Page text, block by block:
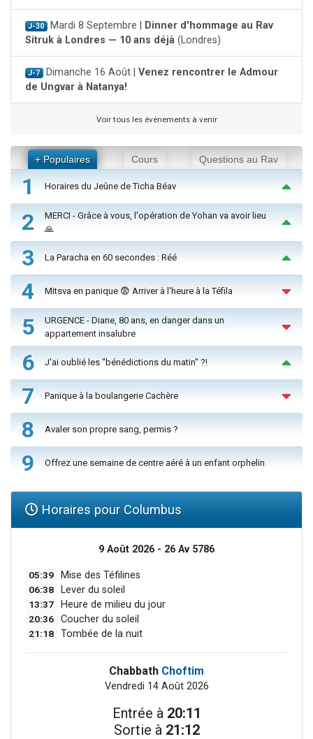
J-30 Mardi 8 Septembre |
Dinner d'hommage au Rav
Sitruk à Londres — 10 ans déjà (Londres)
J-7 Dimanche 16 Août | Venez rencontrer le Admour
de Ungvar à Natanya!
Voir tous les événements à venir
+ Populaires Cours Questions au Rav
1 Horaires du Jeûne de Ticha Béav
2
MERCI - Grâce à vous, l'opération de Yohan va avoir lieu
🙏
3 La Paracha en 60 secondes : Réé
4 Mitsva en panique 😨 Arriver à l'heure à la Téfila
5
URGENCE - Diane, 80 ans, en danger dans un
appartement insalubre
6 J'ai oublié les "bénédictions du matin" ?!
7 Panique à la boulangerie Cachère
8 Avaler son propre sang, permis ?
9 Offrez une semaine de centre aéré à un enfant orphelin
Horaires pour Columbus
9 Août 2026 - 26 Av 5786
05:39 Mise des Téfilines
06:38 Lever du soleil
13:37 Heure de milieu du jour
20:36 Coucher du soleil
21:18 Tombée de la nuit
Chabbath Choftim
Vendredi 14 Août 2026
Entrée à 20:11
Sortie à 21:12